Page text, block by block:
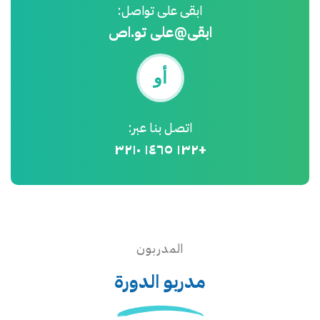
ابقى على تواصل:
ابقى@على تو.اص
أو
اتصل بنا عبر:
+١٣٢ ١٤٦٥ ٣٢١٠
المدربون
مدربو الدورة